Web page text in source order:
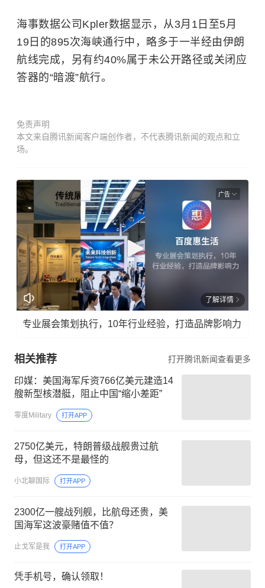
海事数据公司Kpler数据显示，从3月1日至5月
19日的895次海峡通行中，略多于一半经由伊朗
航线完成，另有约40%属于未公开路径或关闭应
答器的“暗渡”航行。
免责声明
本文来自腾讯新闻客户端创作者，不代表腾讯新闻的观点和立
场。
广告
了解详情
专业展会策划执行，10年行业经验，打造品牌影响力
相关推荐 打开腾讯新闻查看更多
印媒：美国海军斥资766亿美元建造14
艘新型核潜艇，阻止中国“缩小差距”
零度Military 打开APP
2750亿美元，特朗普级战舰贵过航
母，但这还不是最怪的
小北聊国际 打开APP
2300亿一艘战列舰，比航母还贵，美
国海军这波豪赌值不值？
止戈军是我 打开APP
凭手机号，确认领取！